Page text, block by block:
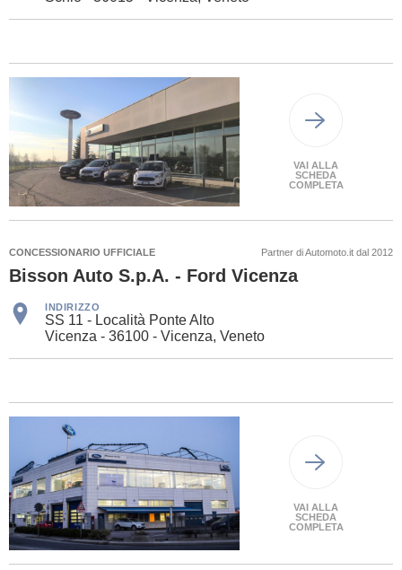
VAI ALLA
SCHEDA
COMPLETA
CONCESSIONARIO UFFICIALE Partner di Automoto.it dal 2012
Bisson Auto S.p.A. - Ford Vicenza
INDIRIZZO
SS 11 - Località Ponte Alto
Vicenza - 36100 - Vicenza, Veneto
VAI ALLA
SCHEDA
COMPLETA